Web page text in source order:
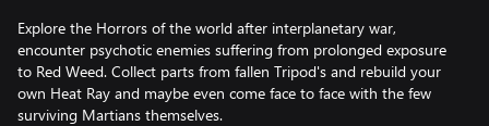
Explore the Horrors of the world after interplanetary war,
encounter psychotic enemies suffering from prolonged exposure
to Red Weed. Collect parts from fallen Tripod's and rebuild your
own Heat Ray and maybe even come face to face with the few
surviving Martians themselves.